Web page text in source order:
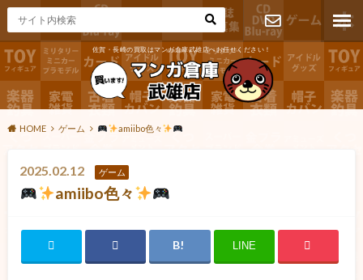
佐賀・長崎の買取はマンガ倉庫武雄店へお任せください！
お問い合わ
せ
HOME ゲーム amiibo色々
2025.02.12 ゲーム
amiibo色々
LINE